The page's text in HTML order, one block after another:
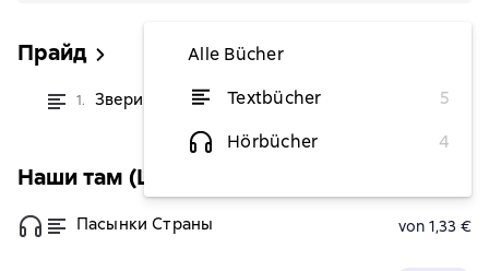
Alle Bücher
Textbücher
5
Hörbücher
4
Прайд
1. Звери у двери von 0,96 €
Наши там (Центрполиграф)
Пасынки Страны von 1,33 €